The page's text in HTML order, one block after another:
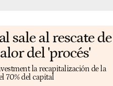
sale al rescate de
del 'procés'
la recapitalización de la
70% del capital